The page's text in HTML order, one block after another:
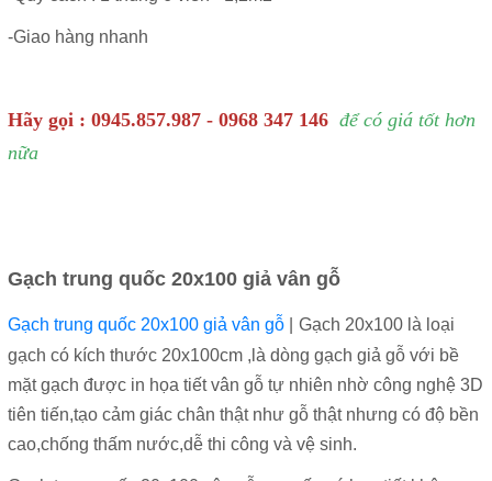
-Giao hàng nhanh
Hãy gọi : 0945.857.987 - 0968 347 146 để có giá tốt hơn
nữa
Gạch trung quốc 20x100 giả vân gỗ
Gạch trung quốc 20x100 giả vân gỗ|
Gạch 20x100 là loại
gạch có kích thước 20x100cm ,là dòng gạch giả gỗ với bề
mặt gạch được in họa tiết vân gỗ tự nhiên nhờ công nghệ 3D
tiên tiến,tạo cảm giác chân thật như gỗ thật nhưng có độ bền
cao,chống thấm nước,dễ thi công và vệ sinh.